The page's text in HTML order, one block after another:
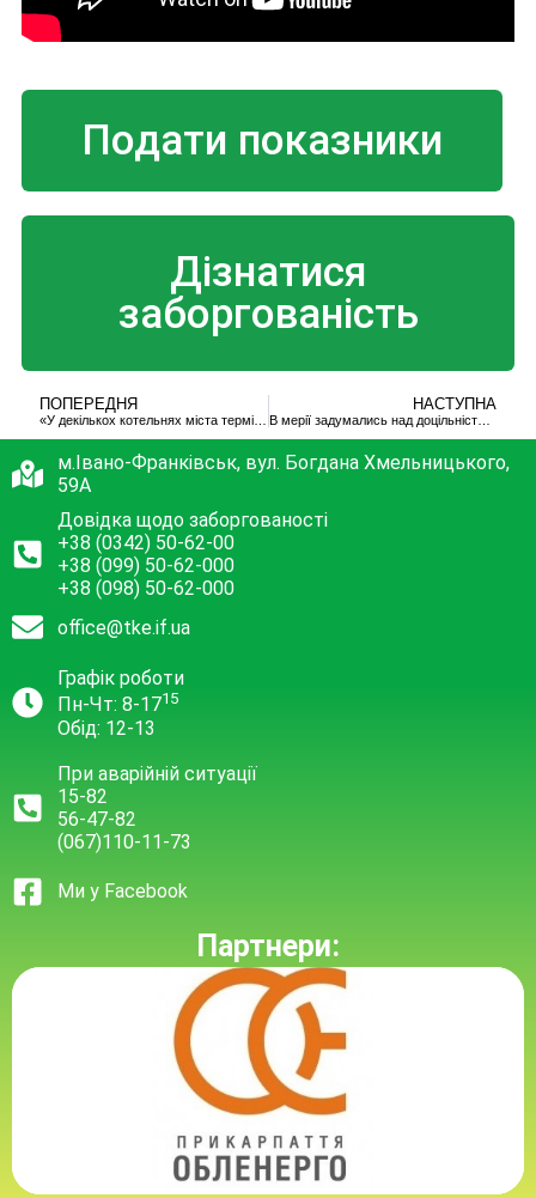
Подати показники
Дізнатися
заборгованість
ПОПЕРЕДНЯ НАСТУПНА
В мерії задумались над доцільністю централізованого гарячого водопостачання
м.Івано-Франківськ, вул. Богдана Хмельницького,
59А
Довідка щодо заборгованості
+38 (0342) 50-62-00
+38 (099) 50-62-000
+38 (098) 50-62-000
office@tke.if.ua
Графік роботи
Пн-Чт: 8-1715
Обід: 12-13
При аварійній ситуації
15-82
56-47-82
(067)110-11-73
Ми у Facebook
Партнери: